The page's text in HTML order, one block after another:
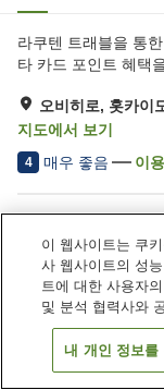
라쿠텐 트래블을 통
타 카드 포인트 혜택
오비히로, 홋카이
지도에서 보기
4 매우 좋음 이
주차장
스파 / 미용실
이 웹사이트는 쿠
사 웹사이트의 성
트에 대한 사용자
및 분석 협력사와
내 개인 정보를